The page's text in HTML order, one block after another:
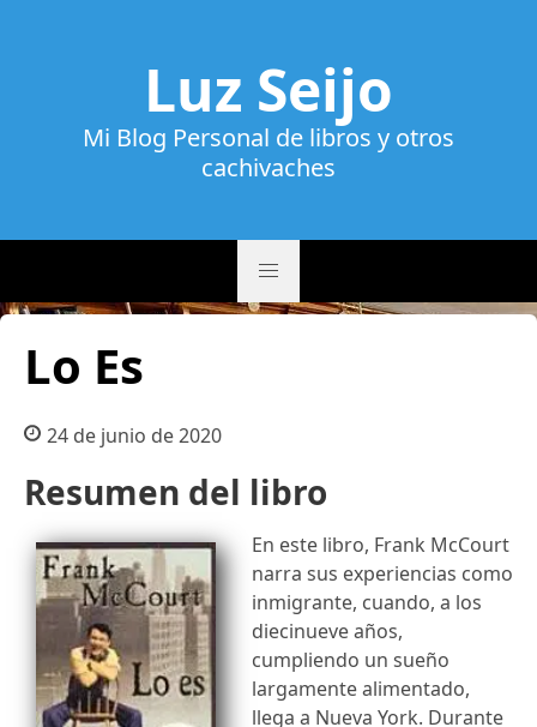
Luz Seijo
Mi Blog Personal de libros y otros
cachivaches
Lo Es
24 de junio de 2020
Resumen del libro
En este libro, Frank McCourt
narra sus experiencias como
inmigrante, cuando, a los
diecinueve años,
cumpliendo un sueño
largamente alimentado,
llega a Nueva York. Durante